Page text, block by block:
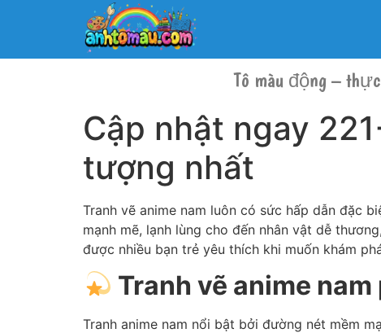
Tô màu động –
Cập nhật ngay
tượng nhất
Tranh vẽ anime nam luôn có sức hấp dẫn đặc
mạnh mẽ, lạnh lùng cho đến nhân vật dễ
được nhiều bạn trẻ yêu thích khi muốn khám
Tranh vẽ anime
Tranh anime nam nổi bật bởi đường nét mềm